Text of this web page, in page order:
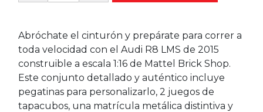
Abróchate el cinturón y prepárate para correr a
toda velocidad con el Audi R8 LMS de 2015
construible a escala 1:16 de Mattel Brick Shop.
Este conjunto detallado y auténtico incluye
pegatinas para personalizarlo, 2 juegos de
tapacubos, una matrícula metálica distintiva y